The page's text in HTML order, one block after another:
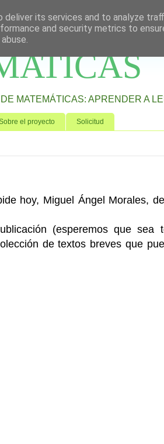
MATEMÁTICAS: APRENDER A
el proyecto Solicitud
hoy, Miguel Ángel Morales,
(esperemos que sea
de textos breves que
its services and to analyze
and security metrics to